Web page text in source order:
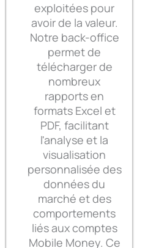
exploitées pour
avoir de la valeur.
Notre back-office
permet de
télécharger de
nombreux
rapports en
formats Excel et
PDF, facilitant
l'analyse et la
visualisation
personnalisée des
données du
marché et des
comportements
liés aux comptes
Mobile Money. Ce